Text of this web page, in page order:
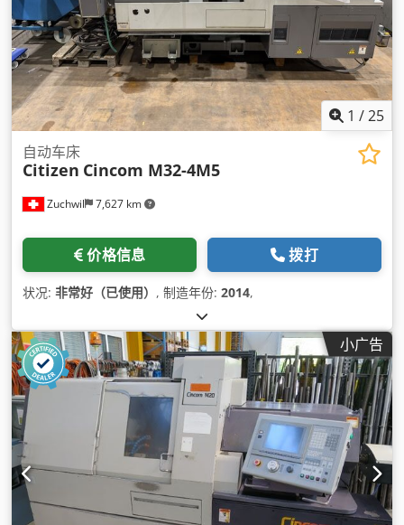
1 /25
Zuchwil 7,627 km
自动车床
Citizen Cincom M32-4M5
价格信息 拨打
状况: 非常好（已使用） , 制造年份: 2014,
小广告